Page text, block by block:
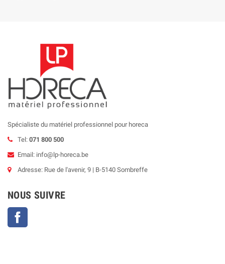
Spécialiste du matériel professionnel pour horeca
Tel: 071 800 500
Email: info@lp-horeca.be
Adresse: Rue de l'avenir, 9 | B-5140 Sombreffe
NOUS SUIVRE